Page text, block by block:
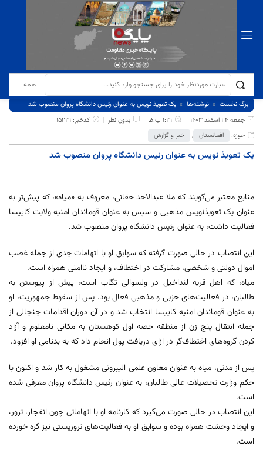
برگ نخست نوشته‌ها
یک تعویذ نویس به عنوان رئیس دانشگاه پروان منصوب شد
جمعه 24 اسفند 1403
1:31 ب.ظ بدون نظر
کدخبر:15232
حوزه:
افغانستان , خبر و گزارش
یک تعویذ نویس به عنوان رئیس دانشگاه پروان منصوب شد
منابع معتبر می‌گویند که ملا عبدالاحد حقانی، معروف به «میاه»، که پیش‌تر به
عنوان یک تعویذنویس مذهبی و سپس به عنوان قوماندان امنیه ولایت کاپیسا
فعالیت داشت، به عنوان رئیس دانشگاه پروان منصوب شد.
این انتصاب در حالی صورت گرفته که سوابق او با اتهامات جدی از جمله غصب
اموال دولتی و شخصی، مشارکت در اختطاف، و ایجاد ناامنی همراه است.
میاه، که اهل قریه لنداخیل در ولسوالی تگاب است، پیش از پیوستن به
طالبان، در فعالیت‌های حزبی و مذهبی فعال بود. پس از سقوط جمهوریت، او
به عنوان قوماندان امنیه کاپیسا انتخاب شد و در آن دوران اقدامات جنجالی از
جمله انتقال پنج زن از منطقه حصه اول کوهستان به مکانی نامعلوم و آزاد
کردن گروه‌های اختطاف‌گر در ازای دریافت پول انجام داد که به بدنامی او افزود.
پس از مدتی، میاه به عنوان معاون علمی الیبرونی مشغول به کار شد و اکنون با
حکم وزارت تحصیلات عالی طالبان، به عنوان رئیس دانشگاه پروان معرفی شده
است.
این انتصاب در حالی صورت می‌گیرد که کارنامه او با اتهاماتی چون انفجار، ترور،
و ایجاد وحشت همراه بوده و سوابق او به فعالیت‌های تروریستی نیز گره خورده
است.